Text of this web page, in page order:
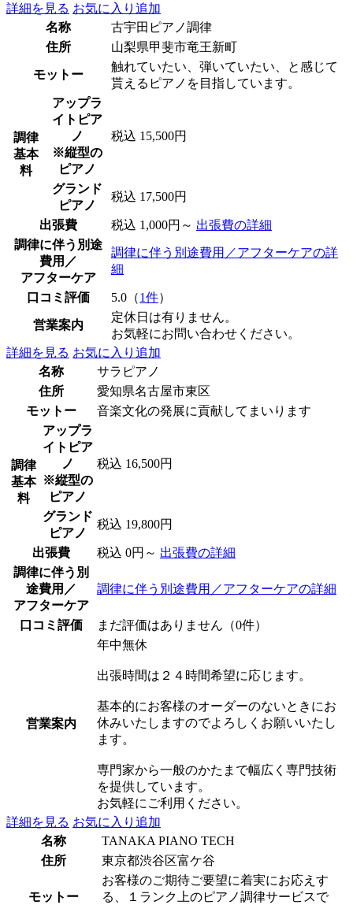
詳細を見る お気に入り追加
名称
古宇田ピアノ調律
住所
山梨県甲斐市竜王新町
モットー
触れていたい、弾いていたい、と感じて
貰えるピアノを目指しています。
調律
基本
料
アップラ
イトピア
ノ
※縦型の
ピアノ
税込 15,500円
グランド
ピアノ
税込 17,500円
出張費 税込 1,000円～ 出張費の詳細
調律に伴う別途
費用／
アフターケア
調律に伴う別途費用／アフターケアの詳
細
口コミ評価 5.0（1件）
営業案内
定休日は有りません。
お気軽にお問い合わせください。
詳細を見る お気に入り追加
名称
サラピアノ
住所
愛知県名古屋市東区
モットー
音楽文化の発展に貢献してまいります
調律
基本
料
アップラ
イトピア
ノ
※縦型の
ピアノ
税込 16,500円
グランド
ピアノ
税込 19,800円
出張費 税込 0円～ 出張費の詳細
調律に伴う別
途費用／
アフターケア
調律に伴う別途費用／アフターケアの詳細
口コミ評価 まだ評価はありません（0件）
営業案内
年中無休
出張時間は２４時間希望に応じます。
基本的にお客様のオーダーのないときにお
休みいたしますのでよろしくお願いいたし
ます。
専門家から一般のかたまで幅広く専門技術
を提供しています。
お気軽にご利用ください。
詳細を見る お気に入り追加
名称
TANAKA PIANO TECH
住所
東京都渋谷区富ケ谷
モットー
お客様のご期待ご要望に着実にお応えす
る、１ランク上のピアノ調律サービスで